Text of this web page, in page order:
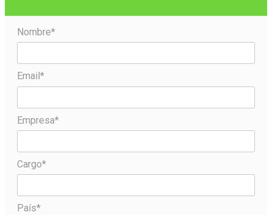
Nombre*
Email*
Empresa*
Cargo*
País*